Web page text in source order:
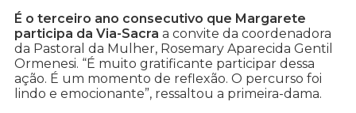
É o terceiro ano consecutivo que Margarete
participa da Via-Sacra a convite da coordenadora
da Pastoral da Mulher, Rosemary Aparecida Gentil
Ormenesi. “É muito gratificante participar dessa
ação. É um momento de reflexão. O percurso foi
lindo e emocionante”, ressaltou a primeira-dama.